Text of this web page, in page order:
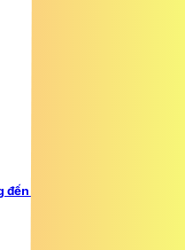
bài toán dinh dưỡng trẻ